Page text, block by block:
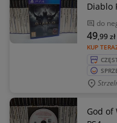
Diablo
do
KUP
49,99zł
God of